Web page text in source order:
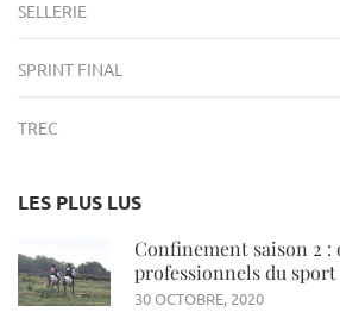
SELLERIE
SPRINT FINAL
TREC
LES PLUS LUS
Confinement saison 2 :
professionnels du sport
30 OCTOBRE, 2020